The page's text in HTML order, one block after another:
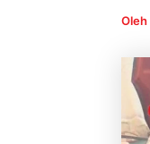
Oleh